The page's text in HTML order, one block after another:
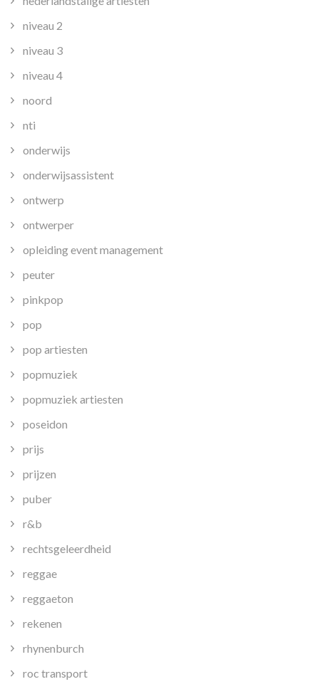
niveau 2
niveau 3
niveau 4
noord
nti
onderwijs
onderwijsassistent
ontwerp
ontwerper
opleiding event management
peuter
pinkpop
pop
pop artiesten
popmuziek
popmuziek artiesten
poseidon
prijs
prijzen
puber
r&b
rechtsgeleerdheid
reggae
reggaeton
rekenen
rhynenburch
roc transport